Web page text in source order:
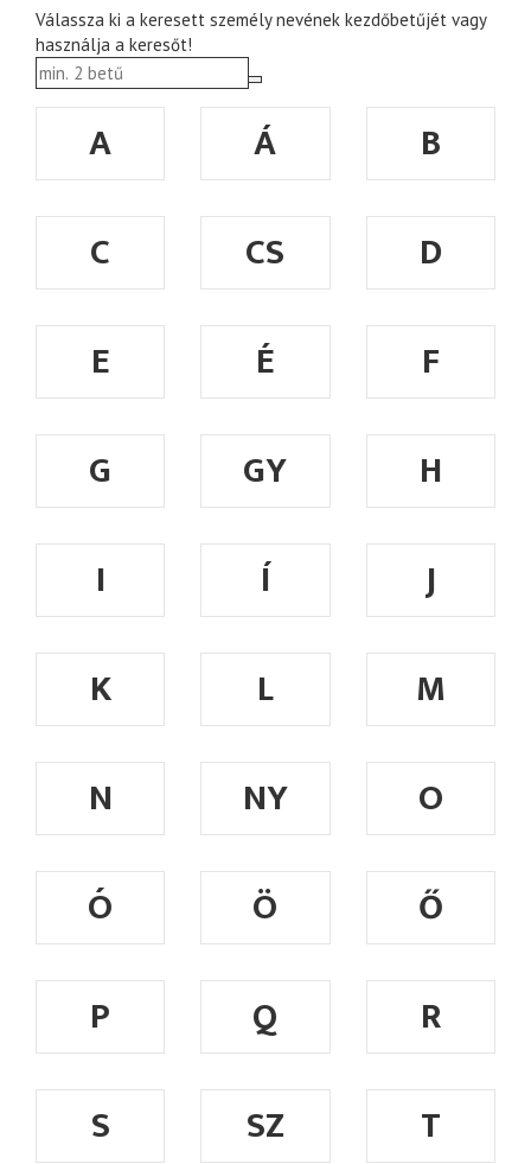
Válassza ki a keresett személy nevének kezdőbetűjét vagy
használja a keresőt!
A Á
B
C
CS
D
E
É
F
G
GY
H
I
Í
J
K
L
M
N
NY
O
Ó
Ö
Ő
P
Q
R
S
SZ T